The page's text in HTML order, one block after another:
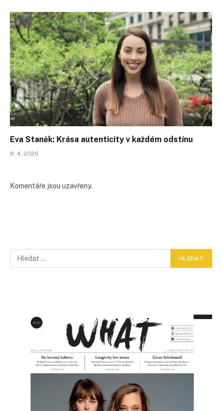
Eva Staněk: Krása autenticity v každém odstínu
8. 4. 2026
Komentáře jsou uzavřeny.